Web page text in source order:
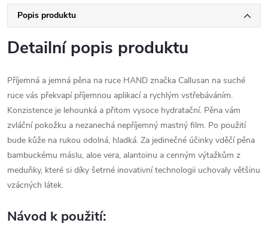
Popis produktu
Detailní popis produktu
Příjemná a jemná pěna na ruce HAND značka Callusan na suché
ruce vás překvapí příjemnou aplikací a rychlým vstřebáváním.
Konzistence je lehounká a přitom vysoce hydratační. Pěna vám
zvláční pokožku a nezanechá nepříjemný mastný film. Po použití
bude kůže na rukou odolná, hladká. Za jedinečné účinky vděčí pěna
bambuckému máslu, aloe vera, alantoinu a cenným výtažkům z
meduňky, které si díky šetrné inovativní technologii uchovaly většinu
vzácných látek.
Návod k použití: